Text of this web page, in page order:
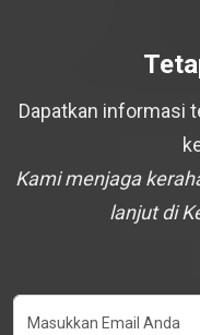
Dapatkan informasi
Kami menjaga
lanjut di